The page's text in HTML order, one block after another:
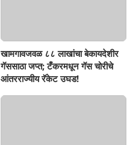
खामगावजवळ ८८ लाखांचा बेकायदेशीर
गॅससाठा जप्त; टँकरमधून गॅस चोरीचे
आंतरराज्यीय रॅकेट उघड!